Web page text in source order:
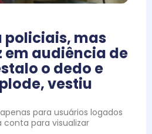
policiais, mas
em audiência de
o dedo e
vestiu
para usuários logados
conta para visualizar